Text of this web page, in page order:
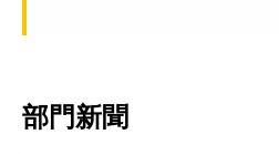
部門新聞